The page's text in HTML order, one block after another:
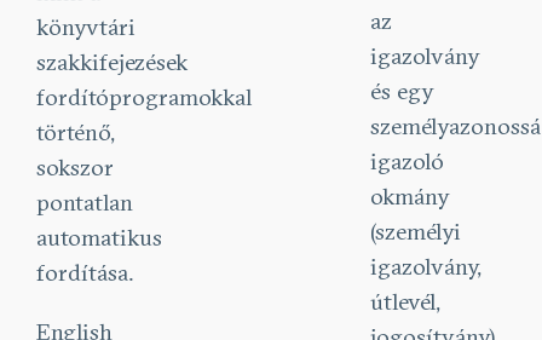
könyvtári
szakkifejezések
fordítóprogramokkal
történő,
sokszor
pontatlan
automatikus
fordítása.
English
az
igazolvány
és egy
igazoló
okmány
(személyi
igazolvány,
útlevél,